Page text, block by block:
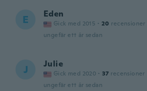
E Eden
Gick med 2015 · 20 recensioner
ungefär ett år sedan
J Julie
Gick med 2020 · 37 recensioner
ungefär ett år sedan